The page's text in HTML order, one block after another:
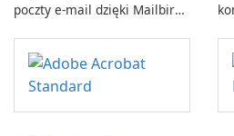
poczty e-mail dzięki Mailbird